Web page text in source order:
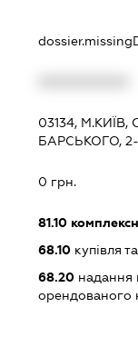
03134,
БАРСЬКОГО,
0 грн.
81.10
68.10купівля
68.20надання
орендованого